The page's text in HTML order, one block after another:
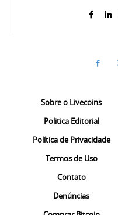
Sobre o Livecoins
Politica Editorial
Política de Privacidade
Termos de Uso
Contato
Denúncias